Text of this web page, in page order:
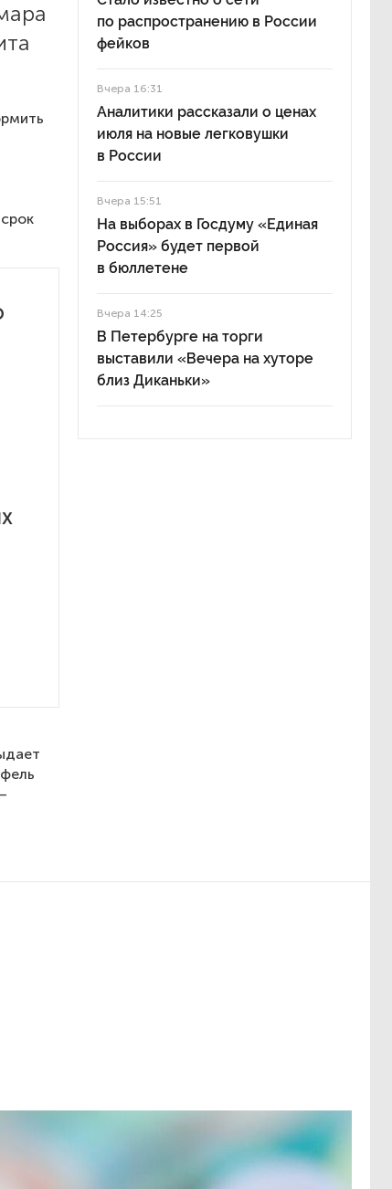
по распространению в России
фейков
Вчера 16:31
Аналитики рассказали о ценах
июля на новые легковушки
в России
Вчера 15:51
На выборах в Госдуму «Единая
Россия» будет первой
в бюллетене
Вчера 14:25
В Петербурге на торги
выставили «Вечера на хуторе
близ Диканьки»